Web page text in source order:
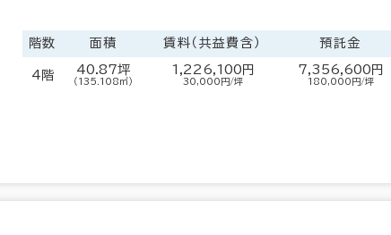
階数 面積 賃料（共益費含） 預託金
4階 40.87坪
（135.108㎡）
1,226,100円
30,000円/坪
7,356,600円
180,000円/坪